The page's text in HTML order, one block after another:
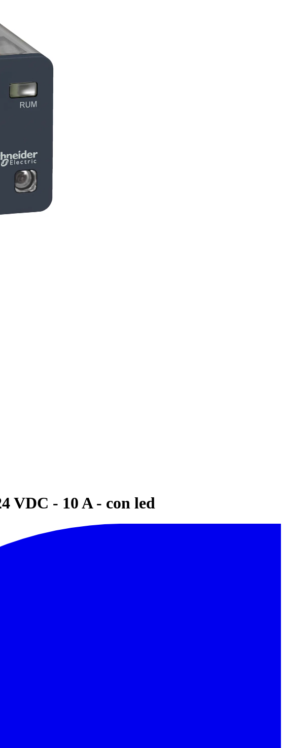
VDC - 10 A - con led